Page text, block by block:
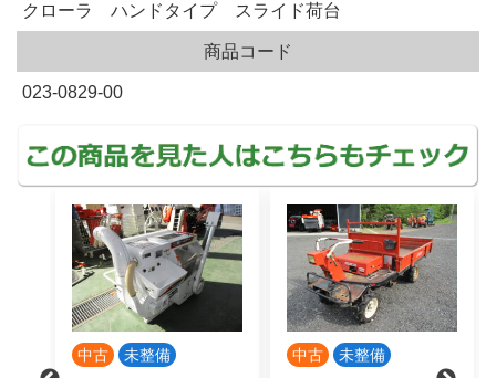
クローラ ハンドタイプ スライド荷台
商品コード
023-0829-00
中古 未整備 中古 未整備